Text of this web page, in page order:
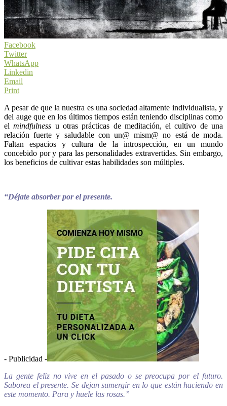
Facebook
Twitter
WhatsApp
Linkedin
Email
Print
A pesar de que la nuestra es una sociedad altamente individualista, y
del auge que en los últimos tiempos están teniendo disciplinas como
elmindfulness u otras prácticas de meditación, el cultivo de una
relación fuerte y saludable con un@ mism@ no está de moda.
Faltan espacios y cultura de la introspección, en un mundo
concebido por y para las personalidades extravertidas. Sin embargo,
los beneficios de cultivar estas habilidades son múltiples.
“Déjate absorber por el presente.
- Publicidad -
La gente feliz no vive en el pasado o se preocupa por el futuro.
Saborea el presente. Se dejan sumergir en lo que están haciendo en
este momento. Para y huele las rosas.”